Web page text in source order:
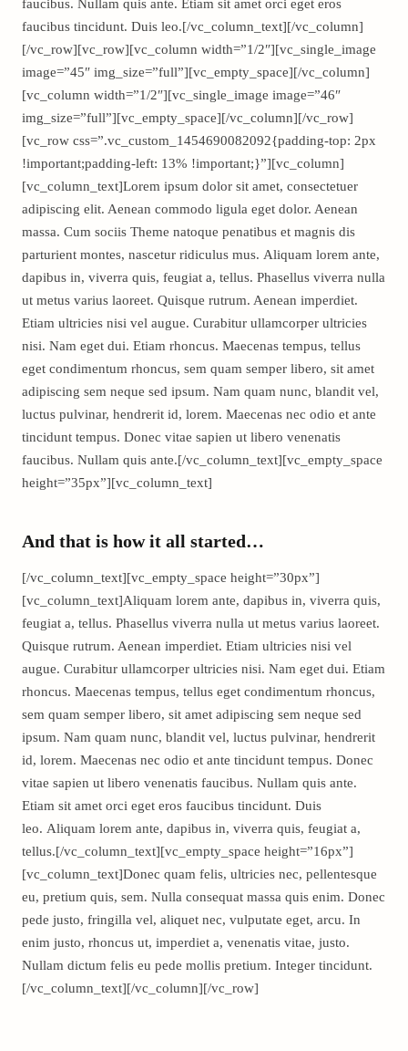
faucibus. Nullam quis ante. Etiam sit amet orci eget eros
faucibus tincidunt. Duis leo.[/vc_column_text][/vc_column]
[/vc_row][vc_row][vc_column width=”1/2″][vc_single_image
image=”45″ img_size=”full”][vc_empty_space][/vc_column]
[vc_column width=”1/2″][vc_single_image image=”46″
img_size=”full”][vc_empty_space][/vc_column][/vc_row]
[vc_row css=”.vc_custom_1454690082092{padding-top: 2px
!important;padding-left: 13% !important;}”][vc_column]
[vc_column_text]Lorem ipsum dolor sit amet, consectetuer
adipiscing elit. Aenean commodo ligula eget dolor. Aenean
massa. Cum sociis Theme natoque penatibus et magnis dis
parturient montes, nascetur ridiculus mus. Aliquam lorem ante,
dapibus in, viverra quis, feugiat a, tellus. Phasellus viverra nulla
ut metus varius laoreet. Quisque rutrum. Aenean imperdiet.
Etiam ultricies nisi vel augue. Curabitur ullamcorper ultricies
nisi. Nam eget dui. Etiam rhoncus. Maecenas tempus, tellus
eget condimentum rhoncus, sem quam semper libero, sit amet
adipiscing sem neque sed ipsum. Nam quam nunc, blandit vel,
luctus pulvinar, hendrerit id, lorem. Maecenas nec odio et ante
tincidunt tempus. Donec vitae sapien ut libero venenatis
faucibus. Nullam quis ante.[/vc_column_text][vc_empty_space
height=”35px”][vc_column_text]
And that is how it all started…
[/vc_column_text][vc_empty_space height=”30px”]
[vc_column_text]Aliquam lorem ante, dapibus in, viverra quis,
feugiat a, tellus. Phasellus viverra nulla ut metus varius laoreet.
Quisque rutrum. Aenean imperdiet. Etiam ultricies nisi vel
augue. Curabitur ullamcorper ultricies nisi. Nam eget dui. Etiam
rhoncus. Maecenas tempus, tellus eget condimentum rhoncus,
sem quam semper libero, sit amet adipiscing sem neque sed
ipsum. Nam quam nunc, blandit vel, luctus pulvinar, hendrerit
id, lorem. Maecenas nec odio et ante tincidunt tempus. Donec
vitae sapien ut libero venenatis faucibus. Nullam quis ante.
Etiam sit amet orci eget eros faucibus tincidunt. Duis
leo. Aliquam lorem ante, dapibus in, viverra quis, feugiat a,
tellus.[/vc_column_text][vc_empty_space height=”16px”]
[vc_column_text]Donec quam felis, ultricies nec, pellentesque
eu, pretium quis, sem. Nulla consequat massa quis enim. Donec
pede justo, fringilla vel, aliquet nec, vulputate eget, arcu. In
enim justo, rhoncus ut, imperdiet a, venenatis vitae, justo.
Nullam dictum felis eu pede mollis pretium. Integer tincidunt.
[/vc_column_text][/vc_column][/vc_row]